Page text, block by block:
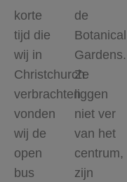
korte
tijd die
wij in
Christchurch
verbrachten
vonden
wij de
open
bus
de
Botanical
Gardens.
Ze
liggen
niet ver
van het
centrum,
zijn